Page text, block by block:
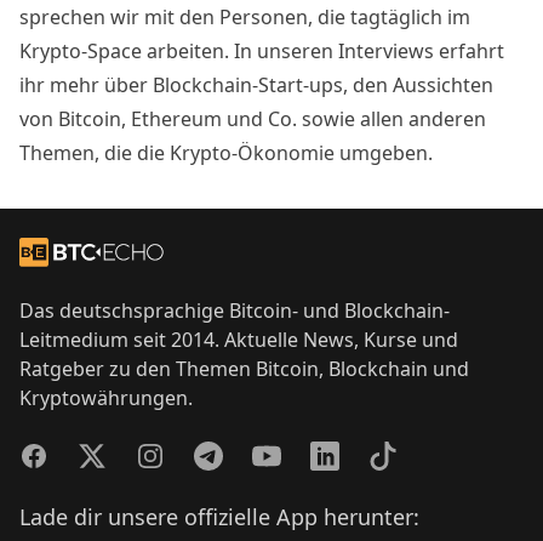
sprechen wir mit den Personen, die tagtäglich im
Krypto-Space arbeiten. In unseren Interviews erfahrt
ihr mehr über Blockchain-Start-ups, den Aussichten
von Bitcoin, Ethereum und Co. sowie allen anderen
Themen, die die Krypto-Ökonomie umgeben.
Zur Startseite
Das deutschsprachige Bitcoin- und Blockchain-
Leitmedium seit 2014. Aktuelle News, Kurse und
Ratgeber zu den Themen Bitcoin, Blockchain und
Kryptowährungen.
FacebookTwitterInstagramTelegramYouTubeLinkedInTikTok
Lade dir unsere offizielle App herunter: